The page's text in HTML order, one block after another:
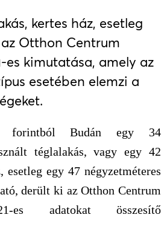
kertes ház, esetleg
az Otthon Centrum
es kimutatása, amely az
esetében elemzi a
Budán egy 34
téglalakás, vagy egy 42
esetleg egy 47 négyzetméteres
derült ki az Otthon Centrum
es adatokat összesítő